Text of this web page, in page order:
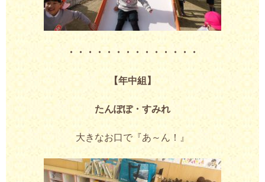
・・・・・・・・・・・・・・
【年中組】
たんぽぽ・すみれ
大きなお口で『あ～ん！』